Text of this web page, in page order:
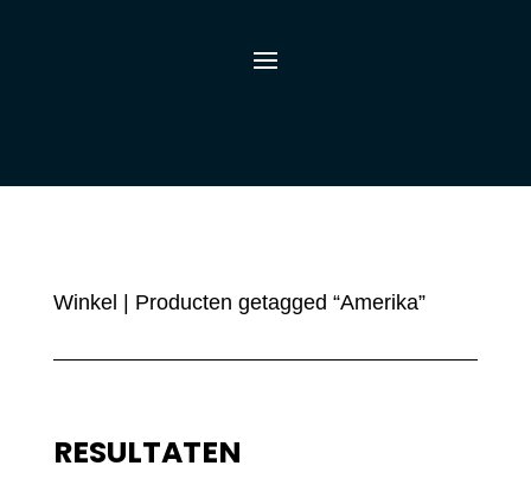
Winkel | Producten getagged “Amerika”
RESULTATEN